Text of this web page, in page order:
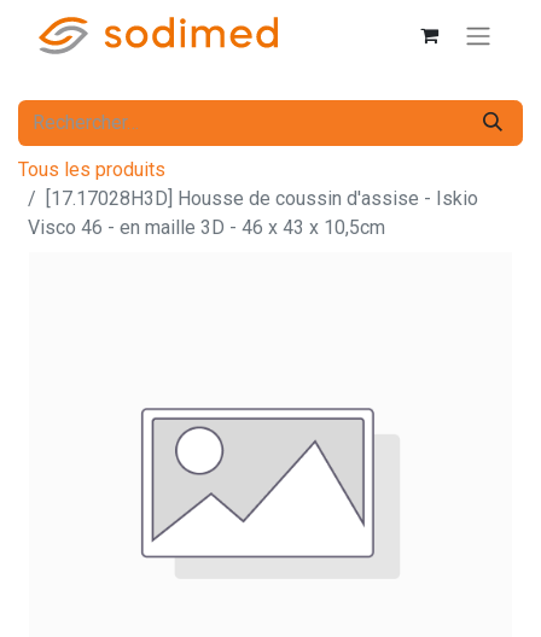
Tous les produits
[17.17028H3D] Housse de coussin d'assise - Iskio
Visco 46 - en maille 3D - 46 x 43 x 10,5cm